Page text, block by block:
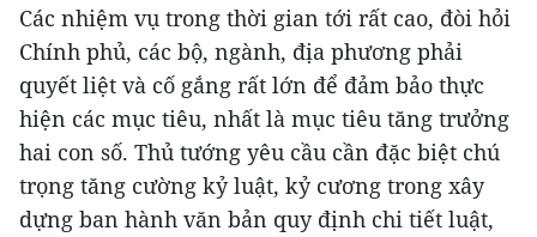
Các nhiệm vụ trong thời gian tới rất cao, đòi hỏi
Chính phủ, các bộ, ngành, địa phương phải
quyết liệt và cố gắng rất lớn để đảm bảo thực
hiện các mục tiêu, nhất là mục tiêu tăng trưởng
hai con số. Thủ tướng yêu cầu cần đặc biệt chú
trọng tăng cường kỷ luật, kỷ cương trong xây
dựng ban hành văn bản quy định chi tiết luật,